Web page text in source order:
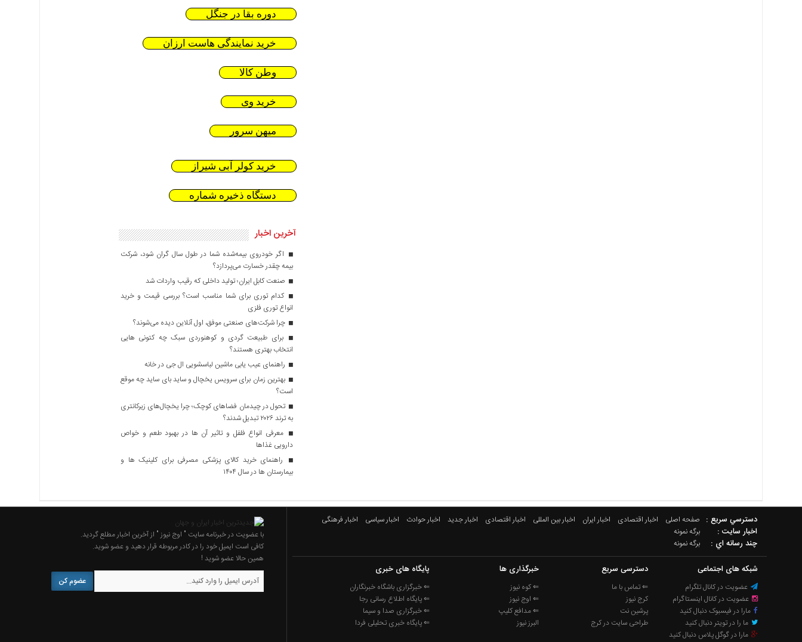
دوره بقا در جنگل
خرید نمایندگی هاست ارزان
وطن کالا
خرید وی
میهن سرور
خرید کولر آبی شیراز
دستگاه ذخیره شماره
آخرین اخبار
اگر خودروی بیمه‌شده شما در طول سال گران شود، شرکت
بیمه چقدر خسارت می‌پردازد؟
صنعت کابل ایران؛ تولید داخلی که رقیب واردات شد
کدام توری برای شما مناسب است؟ بررسی قیمت و خرید
انواع توری فلزی
چرا شرکت‌های صنعتی موفق، اول آنلاین دیده می‌شوند؟
برای طبیعت گردی و کوهنوردی سبک چه کتونی هایی
انتخاب بهتری هستند؟
راهنمای عیب یابی ماشین لباسشویی ال جی در خانه
بهترین زمان برای سرویس یخچال و ساید بای ساید چه موقع
است؟
تحول در چیدمان فضاهای کوچک؛ چرا یخچال‌های زیرکانتری
به ترند ۲۰۲۶ تبدیل شدند؟
معرفی انواع فلفل و تاثیر آن ‌ها در بهبود طعم و خواص
دارویی غذاها
راهنمای خرید کالای پزشکی مصرفی برای کلینیک ها و
بیمارستان ها در سال ۱۴۰۴
دسترسي سريع : صفحه اصلی اخبار اقتصادی اخبار ایران اخبار بین المللی اخبار اقتصادی اخبار جدید اخبار حوادث اخبار سیاسی اخبار فرهنگی
اخبار سایت : برگه نمونه
چند رسانه اي : برگه نمونه
شبکه های اجتماعی
عضویت در کانال تلگرام
عضویت در کانال اینستاگرام
مارا در فیسبوک دنبال کنید
ما را در تویتر دنبال کنید
مارا در گوگل پلاس دنبال کنید
دسترسی سریع
⇐ تماس با ما
کرج نیوز
پرشین نت
طراحی سایت در کرج
خبرگذاری ها
⇐ کوه نیوز
⇐ اوج نیوز
⇐ مدافع کلیپ
البرز نیوز
پایگاه های خبری
⇐ خبرگزاری باشگاه خبرنگاران
⇐ پایگاه اطلاع رسانی رجا
⇐ خبرگزاری صدا و سیما
⇐ پایگاه خبری تحلیلی فردا
با عضویت در خبرنامه سایت " اوج نیوز " از آخرین اخبار مطلع گردید.
کافی است ایمیل خود را در کادر مربوطه قرار دهید و عضو شوید.
همین حالا عضو شوید !